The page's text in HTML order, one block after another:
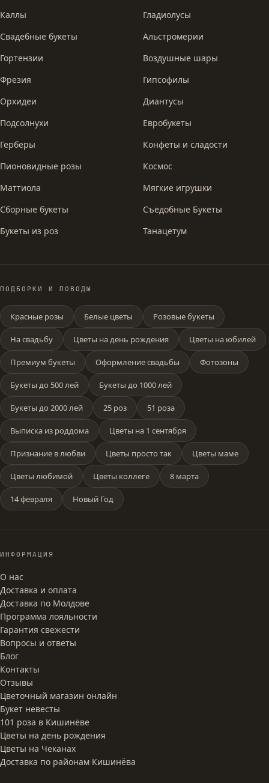
Каллы
Свадебные букеты
Гортензии
Фрезия
Орхидеи
Подсолнухи
Герберы
Пионовидные розы
Маттиола
Сборные букеты
Букеты из роз
Гладиолусы
Альстромерии
Воздушные шары
Гипсофилы
Диантусы
Евробукеты
Конфеты и сладости
Космос
Мягкие игрушки
Съедобные Букеты
Танацетум
ПОДБОРКИ И ПОВОДЫ
Красные розы Белые цветы Розовые букеты
На свадьбу Цветы на день рождения Цветы на юбилей
Премиум букеты Оформление свадьбы Фотозоны
Букеты до 500 лей Букеты до 1000 лей
Букеты до 2000 лей 25 роз 51 роза
Выписка из роддома Цветы на 1 сентября
Признание в любви Цветы просто так Цветы маме
Цветы любимой Цветы коллеге 8 марта
14 февраля Новый Год
ИНФОРМАЦИЯ
О нас
Доставка и оплата
Доставка по Молдове
Программа лояльности
Гарантия свежести
Вопросы и ответы
Блог
Контакты
Отзывы
Цветочный магазин онлайн
Букет невесты
101 роза в Кишинёве
Цветы на день рождения
Цветы на Чеканах
Доставка по районам Кишинёва